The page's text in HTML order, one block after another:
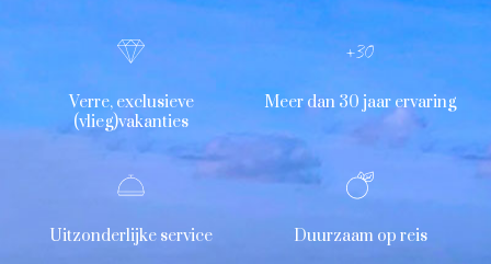
Verre, exclusieve
(vlieg)vakanties
Meer dan 30 jaar ervaring
Uitzonderlijke service Duurzaam op reis